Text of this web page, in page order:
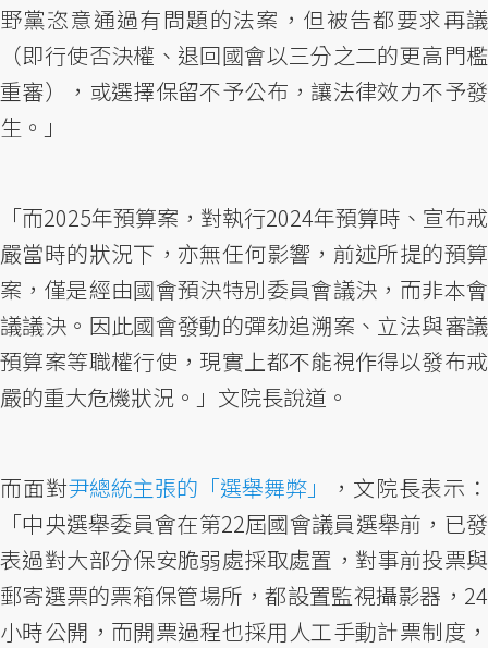
野黨恣意通過有問題的法案，但被告都要求再議
（即行使否決權、退回國會以三分之二的更高門檻
重審），或選擇保留不予公布，讓法律效力不予發
生。」
「而2025年預算案，對執行2024年預算時、宣布戒
嚴當時的狀況下，亦無任何影響，前述所提的預算
案，僅是經由國會預決特別委員會議決，而非本會
議議決。因此國會發動的彈劾追溯案、立法與審議
預算案等職權行使，現實上都不能視作得以發布戒
嚴的重大危機狀況。」文院長說道。
而面對尹總統主張的「選舉舞弊」
，文院長表示：
「中央選舉委員會在第22屆國會議員選舉前，已發
表過對大部分保安脆弱處採取處置，對事前投票與
郵寄選票的票箱保管場所，都設置監視攝影器，24
小時公開，而開票過程也採用人工手動計票制度，